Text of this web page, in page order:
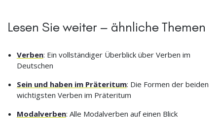
Lesen Sie weiter – ähnliche Themen
Verben: Ein vollständiger Überblick über Verben im
Deutschen
Sein und haben im Präteritum: Die Formen der beiden
wichtigsten Verben im Präteritum
Modalverben: Alle Modalverben auf einen Blick